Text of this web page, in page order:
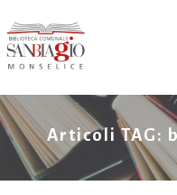
Articoli TAG: